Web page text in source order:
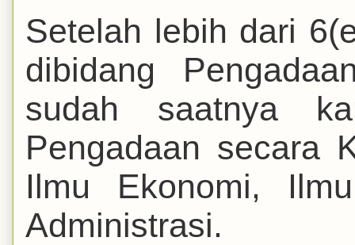
Setelah lebih dari
dibidang
sudah saatnya
Pengadaan secara
Ilmu Ekonomi,
Administrasi.